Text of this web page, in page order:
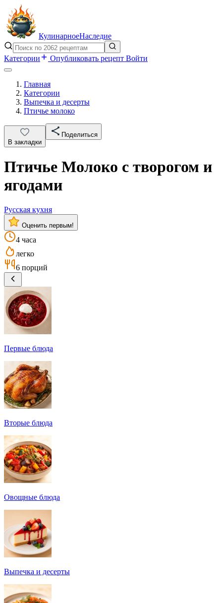
КулинарноеНаследие
Категории Опубликовать рецепт Войти
Главная
Категории
Выпечка и десерты
Птичье молоко
В закладки
Поделиться
Птичье Молоко с творогом и
ягодами
Русская кухня
Оценить первым!
4 часа
легко
6 порций
Первые блюда
Вторые блюда
Овощные блюда
Выпечка и десерты